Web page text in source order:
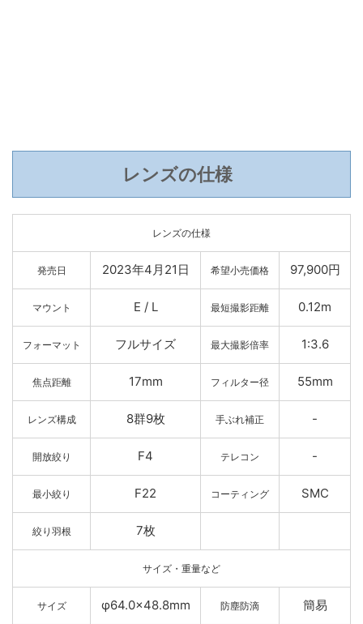
レンズの仕様
レンズの仕様
発売日 2023年4月21日 希望小売価格 97,900円
マウント E / L 最短撮影距離 0.12m
フォーマット フルサイズ 最大撮影倍率 1:3.6
焦点距離 17mm フィルター径 55mm
レンズ構成 8群9枚 手ぶれ補正 -
開放絞り F4 テレコン -
最小絞り F22 コーティング SMC
絞り羽根 7枚
サイズ・重量など
サイズ φ64.0×48.8mm 防塵防滴 簡易